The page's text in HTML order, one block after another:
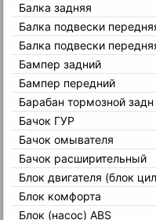
Балка задняя
Балка подвески
Балка подвески
Бампер задний
Бампер передний
Барабан тормозной задн
Бачок ГУР
Бачок омывателя
Бачок расширительный
Блок двигателя (блок
Блок комфорта
Блок (насос) ABS